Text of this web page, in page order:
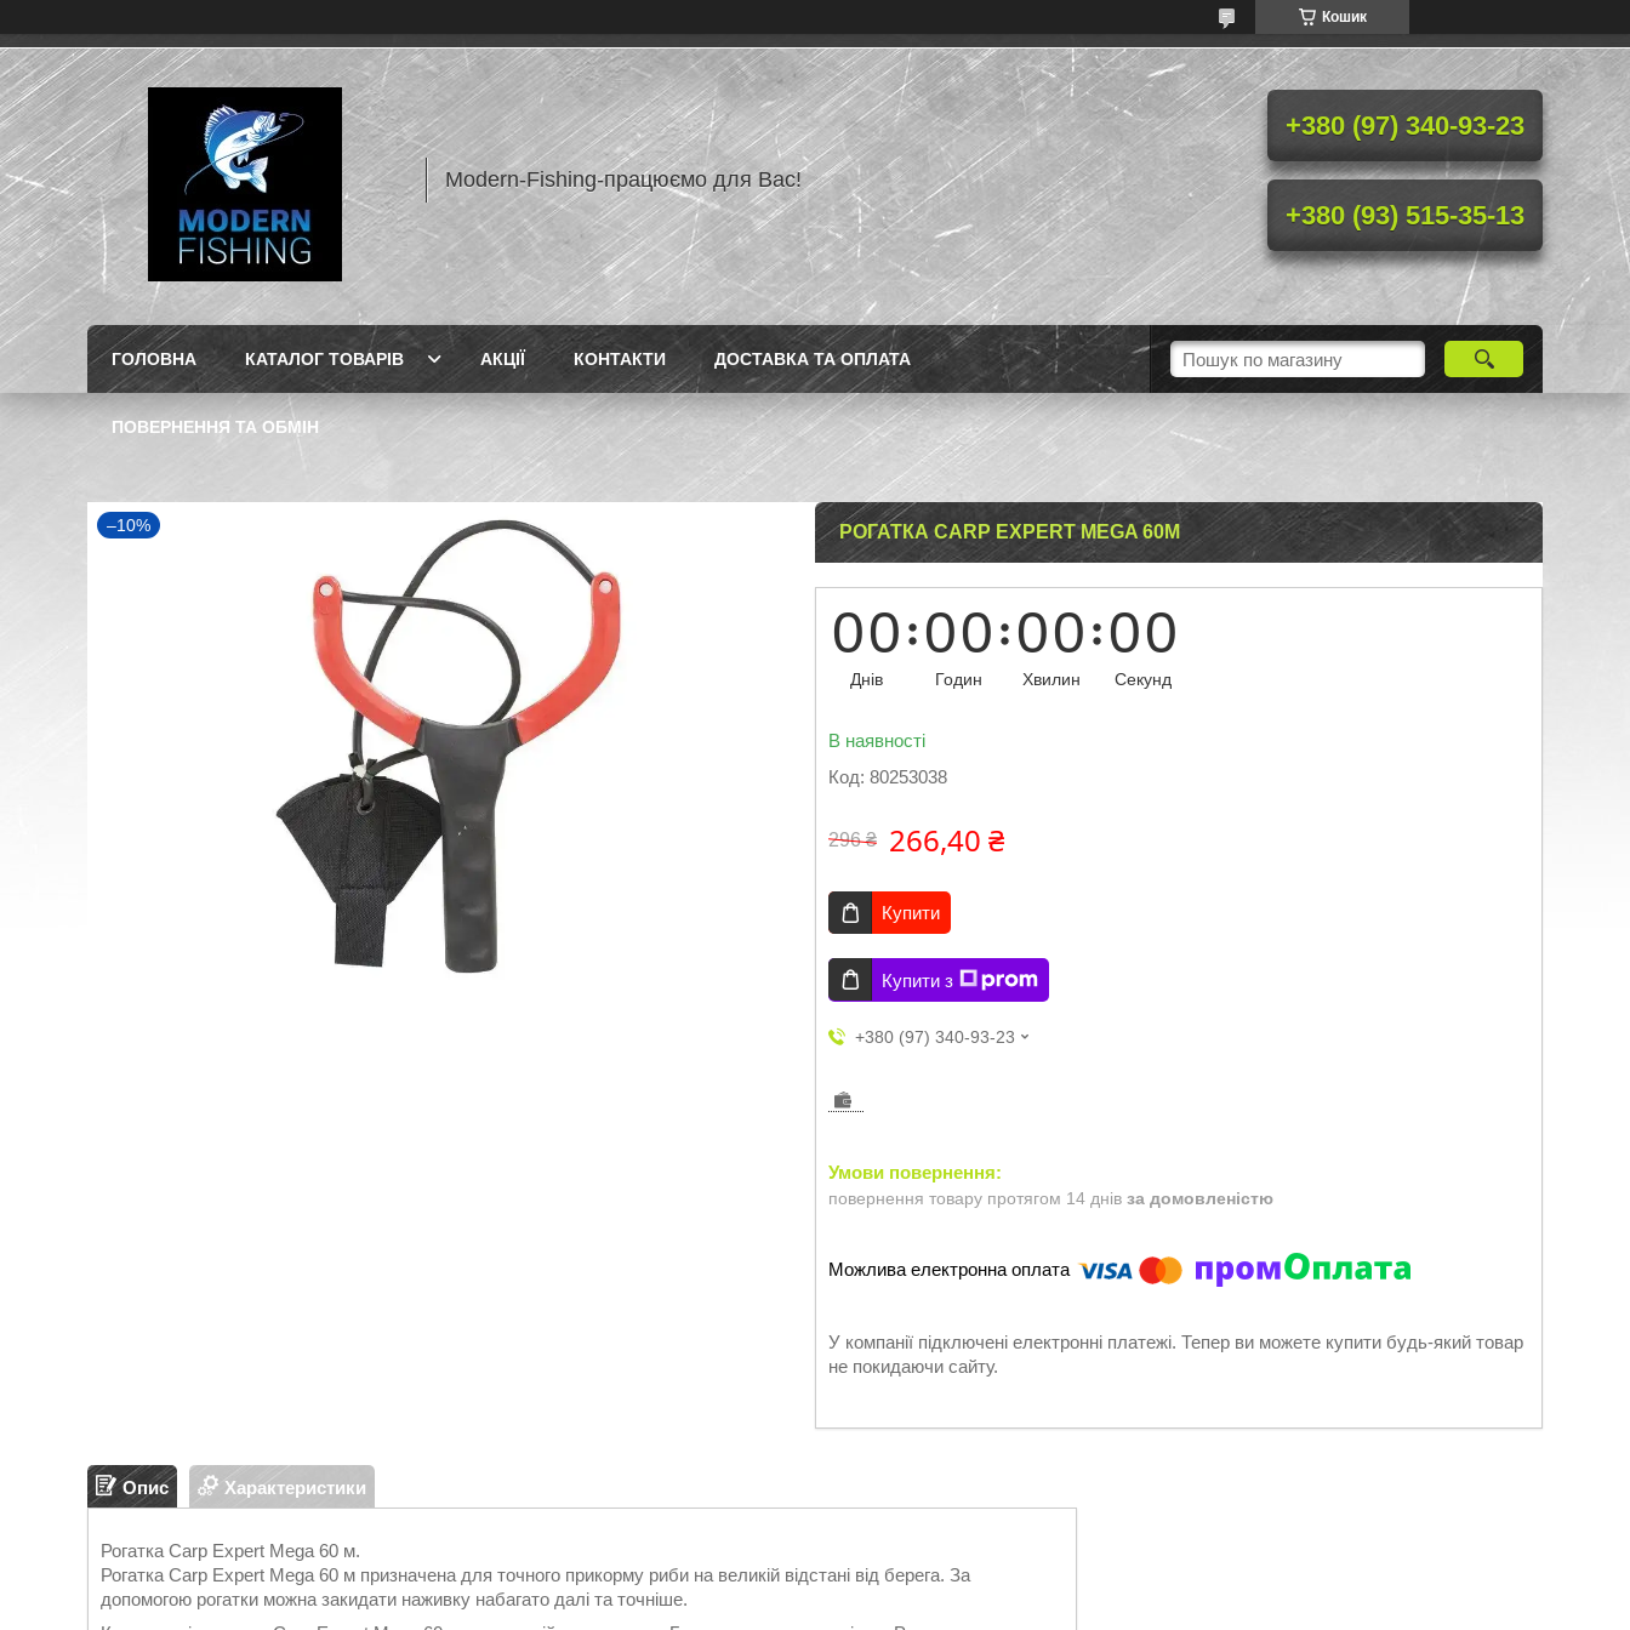
Кошик
Modern-Fishing-працюємо для Вас!
+380 (97) 340-93-23
+380 (93) 515-35-13
ГОЛОВНА КАТАЛОГ ТОВАРІВ АКЦІЇ КОНТАКТИ ДОСТАВКА ТА ОПЛАТА
ПОВЕРНЕННЯ ТА ОБМІН
–10% РОГАТКА CARP EXPERT MEGA 60М
00
Днів
00
Годин
00
Хвилин
00
Секунд
В наявності
Код: 80253038
296 ₴ 266,40 ₴
Купити
Купити з
+380 (97) 340-93-23
повернення товару протягом 14 днів за домовленістю
У компанії підключені електронні платежі. Тепер ви можете купити будь-який товар
не покидаючи сайту.
Опис Характеристики
Рогатка Carp Expert Mega 60 м.
Рогатка Carp Expert Mega 60 м призначена для точного прикорму риби на великій відстані від берега. За
допомогою рогатки можна закидати наживку набагато далі та точніше.